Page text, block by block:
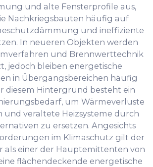
und alte Fensterprofile aus,
Nachkriegsbauten häufig auf
und ineffiziente
In neueren Objekten werden
und Brennwerttechnik
jedoch bleiben energetische
in Übergangsbereichen häufig
diesem Hintergrund besteht ein
um Wärmeverluste
und veraltete Heizsysteme durch
zu ersetzen. Angesichts
im Klimaschutz gilt der
als einer der Hauptemittenten von
flächendeckende energetische